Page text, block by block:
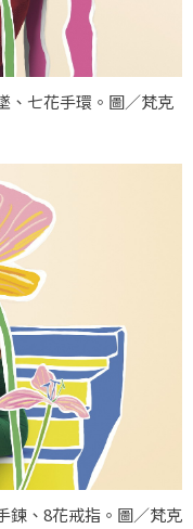
、七花手環。圖／梵克
、8花戒指。圖／梵克